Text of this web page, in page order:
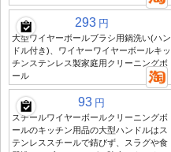
293 円
大型ワイヤーボールブラシ用鍋洗い(ハン
ドル付き)、ワイヤーワイヤーボールキッ
チンステンレス製家庭用クリーニングボ
ール
93 円
スチールワイヤーボールクリーニングボ
ールのキッチン用品の大型ハンドルはス
テンレススチールで錆びず、スラグや食